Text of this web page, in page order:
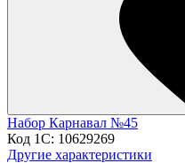
Набор Карнавал №45
Код 1С: 10629269
Другие характеристики